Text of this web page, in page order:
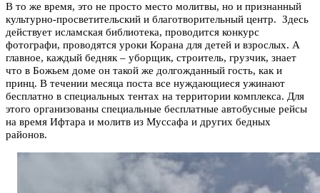
В то же время, это не просто место молитвы, но и признанный
культурно-просветительский и благотворительный центр. Здесь
действует исламская библиотека, проводится конкурс
фотографи, проводятся уроки Корана для детей и взрослых. А
главное, каждый бедняк – уборщик, строитель, грузчик, знает
что в Божьем доме он такой же долгожданный гость, как и
принц. В течении месяца поста все нуждающиеся ужинают
бесплатно в специальных тентах на территории комплекса. Для
этого организованы специальные бесплатные автобусные рейсы
на время Ифтара и молитв из Муссафа и других бедных
районов.